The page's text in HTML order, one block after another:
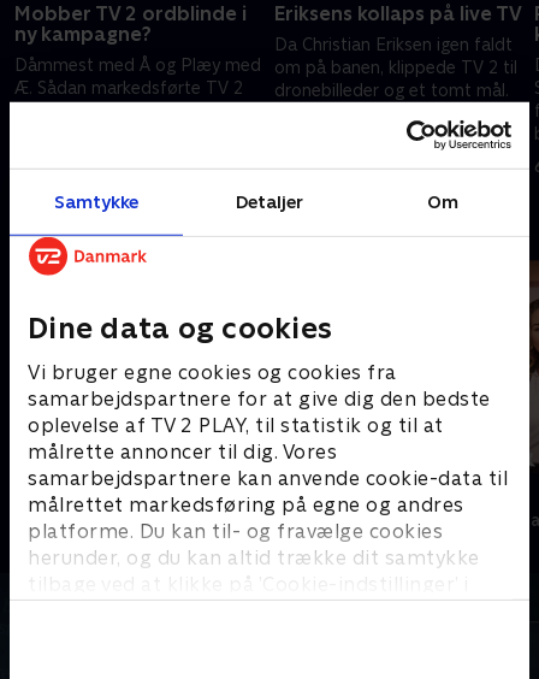
Samtykke Detaljer Om
Dine data og cookies
Vi bruger egne cookies og cookies fra
samarbejdspartnere for at give dig den bedste
oplevelse af TV 2 PLAY, til statistik og til at
målrette annoncer til dig. Vores
samarbejdspartnere kan anvende cookie-data til
målrettet markedsføring på egne og andres
platforme. Du kan til- og fravælge cookies
herunder, og du kan altid trække dit samtykke
tilbage ved at klikke på ’Cookie-indstillinger’ i
Mobber TV 2 ordblinde i
ny kampagne?
Dåmmest med Å og Plæy med
Æ. Sådan markedsførte TV 2
20. juni 2026 • 52 min
Eriksens kollaps på live TV
Da Christian Eriksen igen faldt
om på banen, klippede TV 2 til
dronebilleder og et tomt mål.
Produktion fortæller, hvordan
13. juni 2026 • 52 min
Andre så også
Tirsdagsanalysen
Nyheder & Magasiner
News & Co.
Nyheder &